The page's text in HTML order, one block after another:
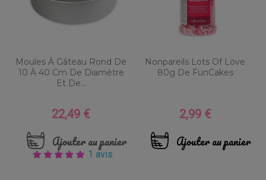
Moules À Gâteau Rond De
10 À 40 Cm De Diamètre
Et De...
Prix
22,49 €
Ajouter au panier
1 avis
Nonpareils Lots Of Love
80g De FunCakes
Prix
2,99 €
Ajouter au panier